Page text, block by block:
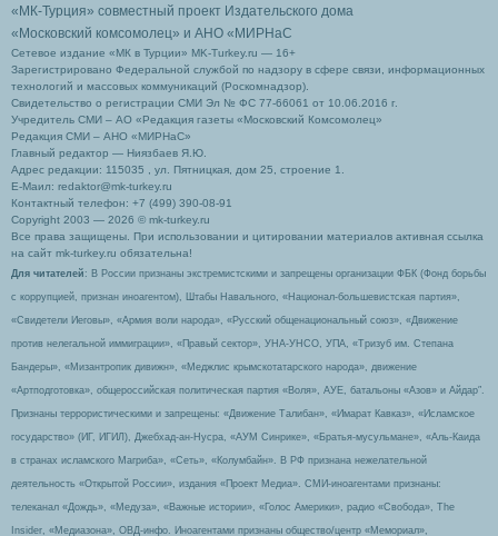
«МК-Турция» совместный проект Издательского дома
«Московский комсомолец» и АНО «МИРНаС
Сетевое издание «МК в Турции» MK-Turkey.ru — 16+
Зарегистрировано Федеральной службой по надзору в сфере связи, информационных
технологий и массовых коммуникаций (Роскомнадзор).
Свидетельство о регистрации СМИ Эл № ФС 77-66061 от 10.06.2016 г.
Учредитель СМИ – АО «Редакция газеты «Московский Комсомолец»
Редакция СМИ – АНО «МИРНаС»
Главный редактор — Ниязбаев Я.Ю.
Адрес редакции: 115035 , ул. Пятницкая, дом 25, строение 1.
Е-Маил: redaktor@mk-turkey.ru
Контактный телефон: +7 (499) 390-08-91
Copyright 2003 — 2026 © mk-turkey.ru
Все права защищены. При использовании и цитировании материалов активная ссылка
на сайт mk-turkey.ru обязательна!
Для читателей : В России признаны экстремистскими и запрещены организации ФБК (Фонд борьбы
с коррупцией, признан иноагентом), Штабы Навального, «Национал-большевистская партия»,
«Свидетели Иеговы», «Армия воли народа», «Русский общенациональный союз», «Движение
против нелегальной иммиграции», «Правый сектор», УНА-УНСО, УПА, «Тризуб им. Степана
Бандеры», «Мизантропик дивижн», «Меджлис крымскотатарского народа», движение
«Артподготовка», общероссийская политическая партия «Воля», АУЕ, батальоны «Азов» и Айдар″.
Признаны террористическими и запрещены: «Движение Талибан», «Имарат Кавказ», «Исламское
государство» (ИГ, ИГИЛ), Джебхад-ан-Нусра, «АУМ Синрике», «Братья-мусульмане», «Аль-Каида
в странах исламского Магриба», «Сеть», «Колумбайн». В РФ признана нежелательной
деятельность «Открытой России», издания «Проект Медиа». СМИ-иноагентами признаны:
телеканал «Дождь», «Медуза», «Важные истории», «Голос Америки», радио «Свобода», The
Insider, «Медиазона», ОВД-инфо. Иноагентами признаны общество/центр «Мемориал»,